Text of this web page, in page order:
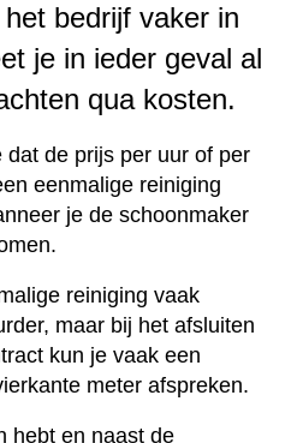
bedrijf vaker in
je in ieder geval al
qua kosten.
de prijs per uur of per
eenmalige reiniging
je de schoonmaker
reiniging vaak
maar bij het afsluiten
kun je vaak een
meter afspreken.
hebt en naast de